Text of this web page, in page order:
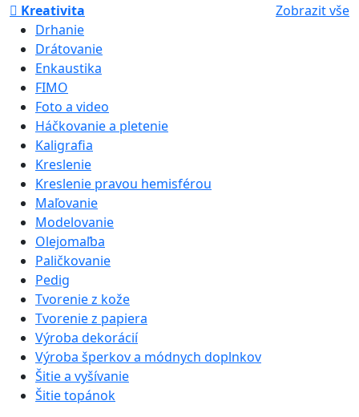
Kreativita
Zobrazit vše
Drhanie
Drátovanie
Enkaustika
FIMO
Foto a video
Háčkovanie a pletenie
Kaligrafia
Kreslenie
Kreslenie pravou hemisférou
Maľovanie
Modelovanie
Olejomaľba
Paličkovanie
Pedig
Tvorenie z kože
Tvorenie z papiera
Výroba dekorácií
Výroba šperkov a módnych doplnkov
Šitie a vyšívanie
Šitie topánok